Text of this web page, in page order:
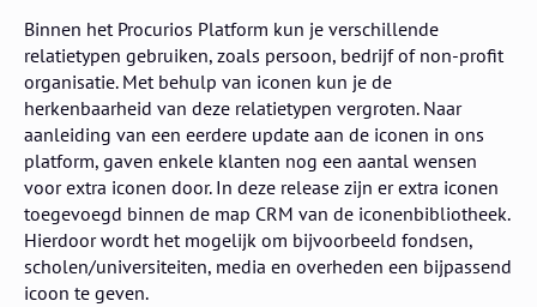
Binnen het Procurios Platform kun je verschillende
relatietypen gebruiken, zoals persoon, bedrijf of non-profit
organisatie. Met behulp van iconen kun je de
herkenbaarheid van deze relatietypen vergroten. Naar
aanleiding van een eerdere update aan de iconen in ons
platform, gaven enkele klanten nog een aantal wensen
voor extra iconen door. In deze release zijn er extra iconen
toegevoegd binnen de map CRM van de iconenbibliotheek.
Hierdoor wordt het mogelijk om bijvoorbeeld fondsen,
scholen/universiteiten, media en overheden een bijpassend
icoon te geven.